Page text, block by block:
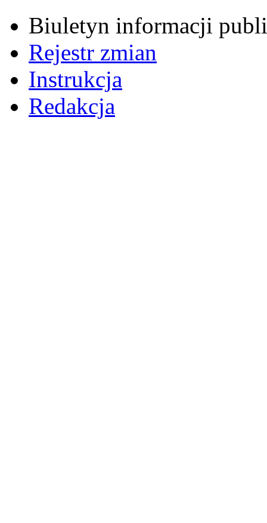
Biuletyn informacji
Rejestr zmian
Instrukcja
Redakcja